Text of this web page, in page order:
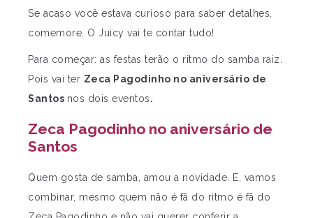
Se acaso você estava curioso para saber detalhes,
comemore. O Juicy vai te contar tudo!
Para começar: as festas terão o ritmo do samba raiz.
Pois vai ter Zeca Pagodinho no aniversário de
Santos nos dois eventos.
Zeca Pagodinho no aniversário de
Santos
Quem gosta de samba, amou a novidade. E, vamos
combinar, mesmo quem não é fã do ritmo é fã do